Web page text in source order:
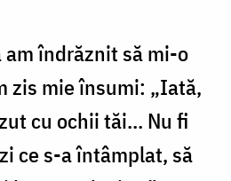
am îndrăznit să mi-o
zis mie însumi: „Iată,
cu ochii tăi… Nu fi
ce s-a întâmplat, să